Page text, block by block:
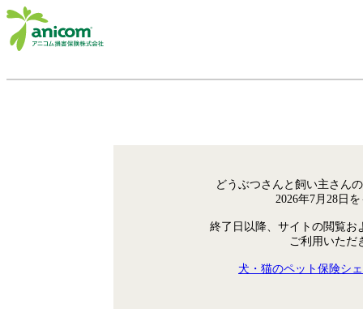
どうぶつさんと飼い主さん
2026年7月28日
終了日以降、サイトの閲覧お
ご利用いただ
犬・猫のペット保険シ